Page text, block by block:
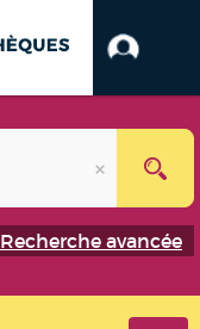
Recherche avancée